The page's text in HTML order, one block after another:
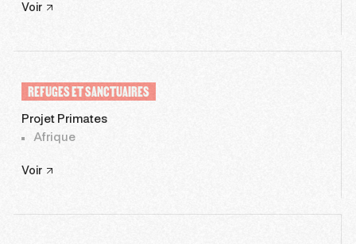
Voir
REFUGES ET SANCTUAIRES
Projet Primates
Afrique
Voir